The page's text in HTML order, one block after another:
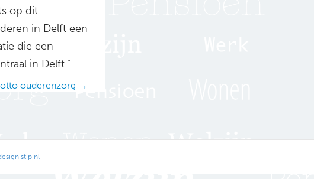
op dit
in Delft een
die een
in Delft.”
ouderenzorg →
stip.nl